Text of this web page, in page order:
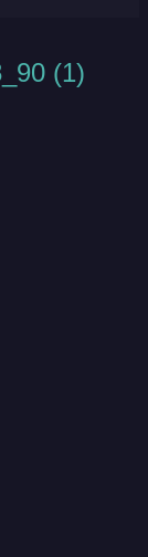
(1)